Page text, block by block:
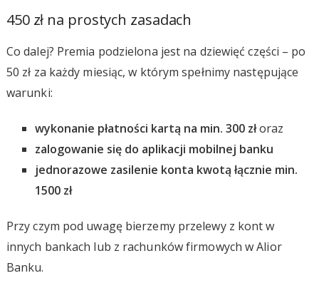
450 zł na prostych zasadach
Co dalej? Premia podzielona jest na dziewięć części – po
50 zł za każdy miesiąc, w którym spełnimy następujące
warunki:
wykonanie płatności kartą na min. 300 złoraz
zalogowanie się do aplikacji mobilnej banku
jednorazowe zasilenie konta kwotą łącznie min.
1500 zł
Przy czym pod uwagę bierzemy przelewy z kont w
innych bankach lub z rachunków firmowych w Alior
Banku.